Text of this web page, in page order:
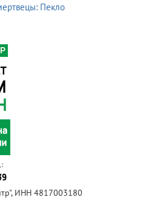
Пекло
ИНН 4817003180